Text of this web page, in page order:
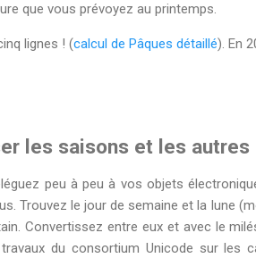
que vous prévoyez au printemps.
lignes ! (calcul de Pâques détaillé). En
les saisons et les autres
peu à peu à vos objets
Trouvez le jour de semaine et la lune
Convertissez entre eux et avec le
du consortium Unicode sur les